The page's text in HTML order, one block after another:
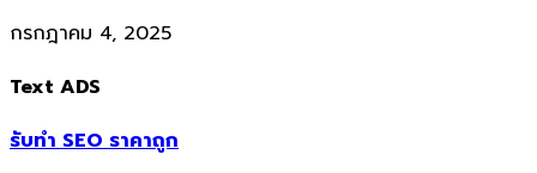
กรกฎาคม 4, 2025
Text ADS
รับทำ SEO ราคาถูก